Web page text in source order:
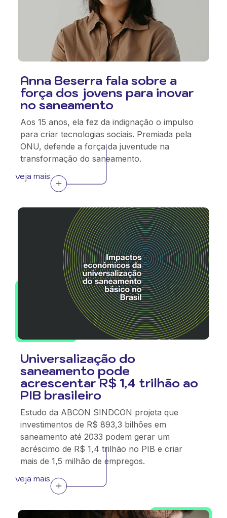
Anna Beserra fala sobre a
força dos jovens para inovar
no saneamento
Aos 15 anos, ela fez da indignação o impulso
para criar tecnologias sociais. Premiada pela
ONU, defende a força da juventude na
transformação do saneamento.
veja mais
Universalização do
saneamento pode
acrescentar R$ 1,4 trilhão ao
PIB brasileiro
Estudo da ABCON SINDCON projeta que
investimentos de R$ 893,3 bilhões em
saneamento até 2033 podem gerar um
acréscimo de R$ 1,4 trilhão no PIB e criar
mais de 1,5 milhão de empregos.
veja mais